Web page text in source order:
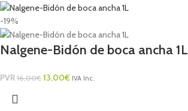
-19%
Nalgene-Bidón de boca ancha 1L
PVR 16,00€ 13,00€ IVA Inc.